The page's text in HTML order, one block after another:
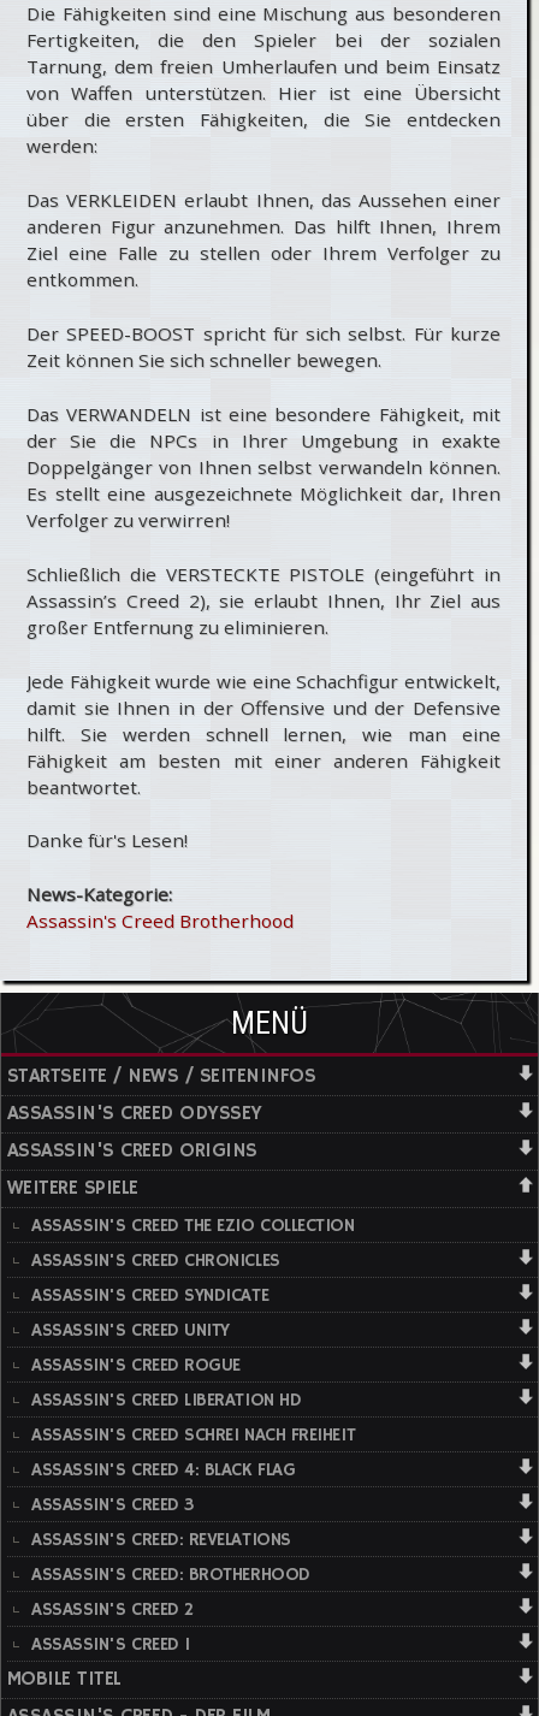
Die Fähigkeiten sind eine Mischung aus besonderen
Fertigkeiten, die den Spieler bei der sozialen
Tarnung, dem freien Umherlaufen und beim Einsatz
von Waffen unterstützen. Hier ist eine Übersicht
über die ersten Fähigkeiten, die Sie entdecken
werden:
Das VERKLEIDEN erlaubt Ihnen, das Aussehen einer
anderen Figur anzunehmen. Das hilft Ihnen, Ihrem
Ziel eine Falle zu stellen oder Ihrem Verfolger zu
entkommen.
Der SPEED-BOOST spricht für sich selbst. Für kurze
Zeit können Sie sich schneller bewegen.
Das VERWANDELN ist eine besondere Fähigkeit, mit
der Sie die NPCs in Ihrer Umgebung in exakte
Doppelgänger von Ihnen selbst verwandeln können.
Es stellt eine ausgezeichnete Möglichkeit dar, Ihren
Verfolger zu verwirren!
Schließlich die VERSTECKTE PISTOLE (eingeführt in
Assassin’s Creed 2), sie erlaubt Ihnen, Ihr Ziel aus
großer Entfernung zu eliminieren.
Jede Fähigkeit wurde wie eine Schachfigur entwickelt,
damit sie Ihnen in der Offensive und der Defensive
hilft. Sie werden schnell lernen, wie man eine
Fähigkeit am besten mit einer anderen Fähigkeit
beantwortet.
Danke für's Lesen!
News-Kategorie:
Assassin's Creed Brotherhood
MENÜ
STARTSEITE / NEWS / SEITENINFOS
ASSASSIN'S CREED ODYSSEY
ASSASSIN'S CREED ORIGINS
WEITERE SPIELE
ASSASSIN'S CREED THE EZIO COLLECTION
ASSASSIN'S CREED CHRONICLES
ASSASSIN'S CREED SYNDICATE
ASSASSIN'S CREED UNITY
ASSASSIN'S CREED ROGUE
ASSASSIN'S CREED LIBERATION HD
ASSASSIN'S CREED SCHREI NACH FREIHEIT
ASSASSIN'S CREED 4: BLACK FLAG
ASSASSIN'S CREED 3
ASSASSIN'S CREED: REVELATIONS
ASSASSIN'S CREED: BROTHERHOOD
ASSASSIN'S CREED 2
ASSASSIN'S CREED 1
MOBILE TITEL